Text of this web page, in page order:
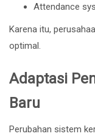
Attendance
Karena itu,
optimal.
Adaptasi
Baru
Perubahan sistem